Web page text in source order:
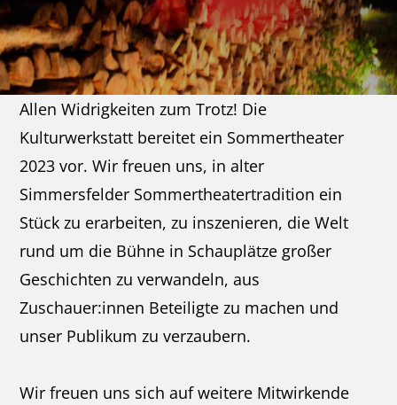
Allen Widrigkeiten zum Trotz! Die
Kulturwerkstatt bereitet ein Sommertheater
2023 vor. Wir freuen uns, in alter
Simmersfelder Sommertheatertradition ein
Stück zu erarbeiten, zu inszenieren, die Welt
rund um die Bühne in Schauplätze großer
Geschichten zu verwandeln, aus
Zuschauer:innen Beteiligte zu machen und
unser Publikum zu verzaubern.
Wir freuen uns sich auf weitere Mitwirkende